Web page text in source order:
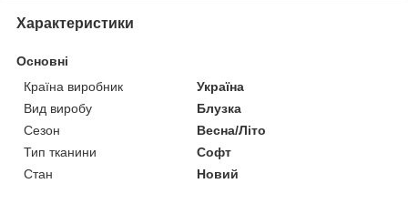
Характеристики
Основні
Країна виробник
Україна
Вид виробу
Блузка
Сезон
Весна/Літо
Тип тканини
Софт
Стан
Новий